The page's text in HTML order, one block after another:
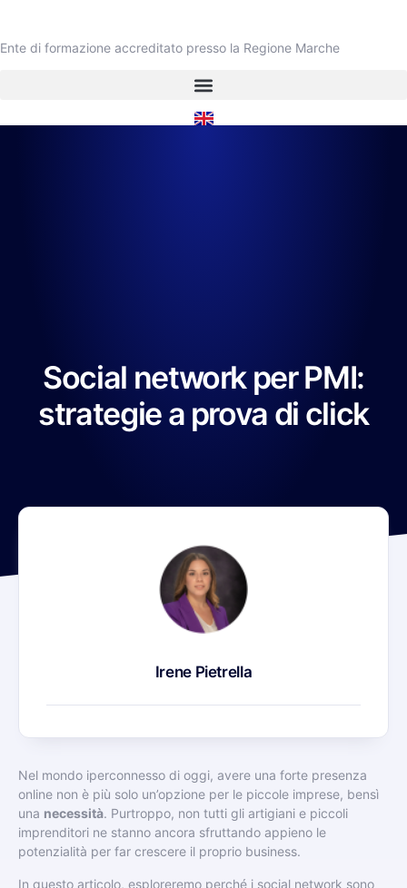
Ente di formazione accreditato presso la Regione Marche
Social network per PMI:
strategie a prova di click
Irene Pietrella
Nel mondo iperconnesso di oggi, avere una forte presenza
online non è più solo un’opzione per le piccole imprese, bensì
una necessità. Purtroppo, non tutti gli artigiani e piccoli
imprenditori ne stanno ancora sfruttando appieno le
potenzialità per far crescere il proprio business.
In questo articolo, esploreremo perché i social network sono